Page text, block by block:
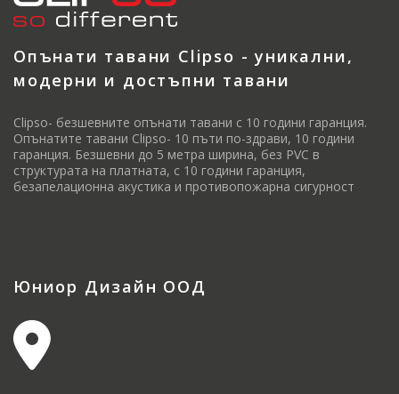
Опънати тавани Clipso - уникални,
модерни и достъпни тавани
Clipso- безшевните опънати тавани с 10 години гаранция.
Опънатите тавани Clipso- 10 пъти по-здрави, 10 години
гаранция. Безшевни до 5 метра ширина, без PVC в
структурата на платната, с 10 години гаранция,
безапелационна акустика и противопожарна сигурност
Юниор Дизайн ООД